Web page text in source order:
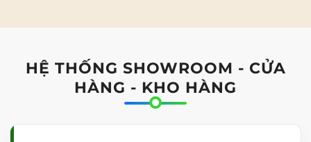
HỆ THỐNG SHOWROOM - CỬA
HÀNG - KHO HÀNG